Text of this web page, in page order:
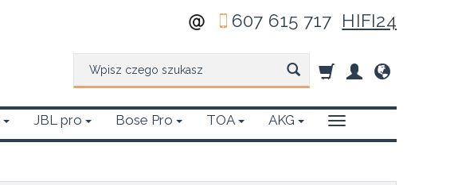
607 615 717 HIFI24
JBL pro Bose Pro TOA AKG